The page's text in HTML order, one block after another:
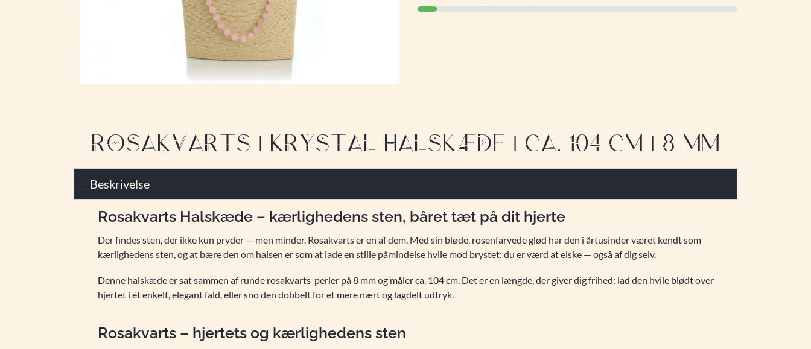
ROSAKVARTS | KRYSTAL HALSKÆDE | CA. 104 CM | 8 MM
Beskrivelse
Rosakvarts Halskæde – kærlighedens sten, båret tæt på dit hjerte
Der findes sten, der ikke kun pryder — men minder. Rosakvarts er en af dem. Med sin bløde, rosenfarvede glød har den i årtusinder været kendt som
kærlighedens sten, og at bære den om halsen er som at lade en stille påmindelse hvile mod brystet: du er værd at elske — også af dig selv.
Denne halskæde er sat sammen af runde rosakvarts-perler på 8 mm og måler ca. 104 cm. Det er en længde, der giver dig frihed: lad den hvile blødt over
hjertet i ét enkelt, elegant fald, eller sno den dobbelt for et mere nært og lagdelt udtryk.
Rosakvarts – hjertets og kærlighedens sten